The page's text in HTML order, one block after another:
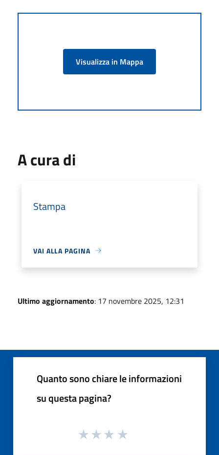
Visualizza in Mappa
A cura di
Stampa
VAI ALLA PAGINA
Ultimo aggiornamento: 17 novembre 2025, 12:31
Quanto sono chiare le informazioni
su questa pagina?